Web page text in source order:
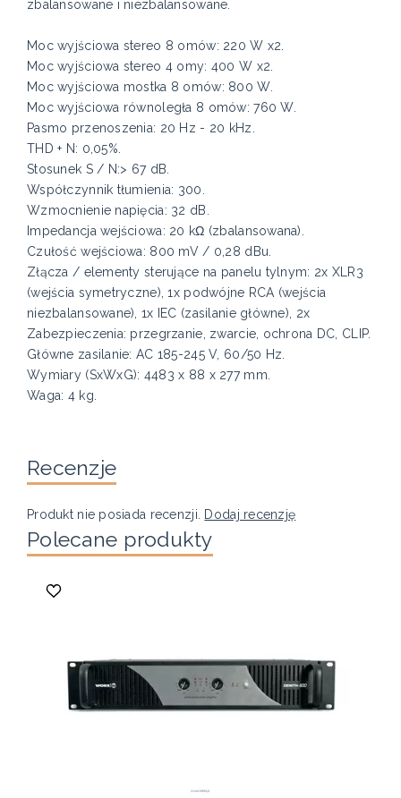
zbalansowane i niezbalansowane.
Moc wyjściowa stereo 8 omów: 220 W x2.
Moc wyjściowa stereo 4 omy: 400 W x2.
Moc wyjściowa mostka 8 omów: 800 W.
Moc wyjściowa równoległa 8 omów: 760 W.
Pasmo przenoszenia: 20 Hz - 20 kHz.
THD + N: 0,05%.
Stosunek S / N:> 67 dB.
Współczynnik tłumienia: 300.
Wzmocnienie napięcia: 32 dB.
Impedancja wejściowa: 20 kΩ (zbalansowana).
Czułość wejściowa: 800 mV / 0,28 dBu.
Złącza / elementy sterujące na panelu tylnym: 2x XLR3
(wejścia symetryczne), 1x podwójne RCA (wejścia
niezbalansowane), 1x IEC (zasilanie główne), 2x
Zabezpieczenia: przegrzanie, zwarcie, ochrona DC, CLIP.
Główne zasilanie: AC 185-245 V, 60/50 Hz.
Wymiary (SxWxG): 4483 x 88 x 277 mm.
Waga: 4 kg.
Recenzje
Produkt nie posiada recenzji. Dodaj recenzję
Polecane produkty